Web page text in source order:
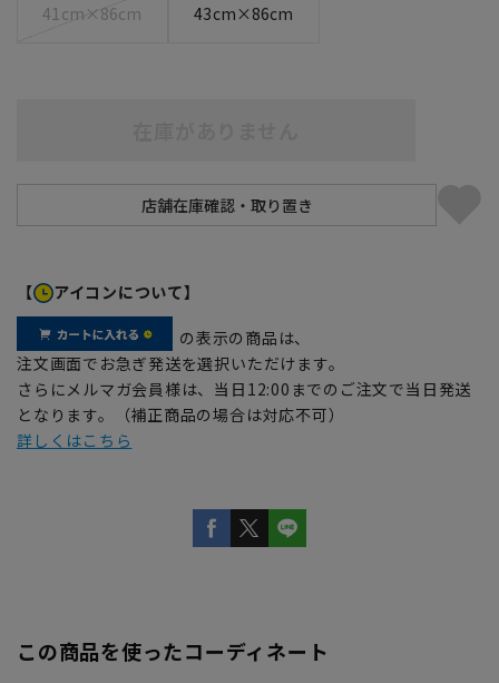
41cm×86cm 43cm×86cm
【 アイコンについて】
の表示の商品は、
注文画面でお急ぎ発送を選択いただけます。
さらにメルマガ会員様は、当日12:00までのご注文で当日発送
となります。（補正商品の場合は対応不可）
詳しくはこちら
この商品を使ったコーディネート